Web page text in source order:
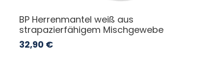
BP Herrenmantel weiß aus
strapazierfähigem Mischgewebe
32,90 €